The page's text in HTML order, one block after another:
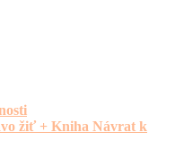
žiť + Kniha Návrat k